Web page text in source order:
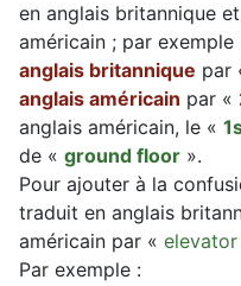
en anglais britannique
américain ; par exemple
anglais britannique par
anglais américain par «
anglais américain, le «
de « ground floor ».
Pour ajouter à la
traduit en anglais
américain par « elevator
Par exemple :